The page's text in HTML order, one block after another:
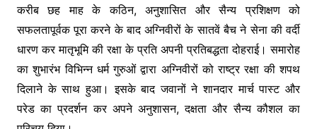
करीब छह माह के कठिन, अनुशासित और सैन्य प्रशिक्षण को
सफलतापूर्वक पूरा करने के बाद अग्निवीरों के सातवें बैच ने सेना की वर्दी
धारण कर मातृभूमि की रक्षा के प्रति अपनी प्रतिबद्धता दोहराई। समारोह
का शुभारंभ विभिन्न धर्म गुरुओं द्वारा अग्निवीरों को राष्ट्र रक्षा की शपथ
दिलाने के साथ हुआ। इसके बाद जवानों ने शानदार मार्च पास्ट और
परेड का प्रदर्शन कर अपने अनुशासन, दक्षता और सैन्य कौशल का